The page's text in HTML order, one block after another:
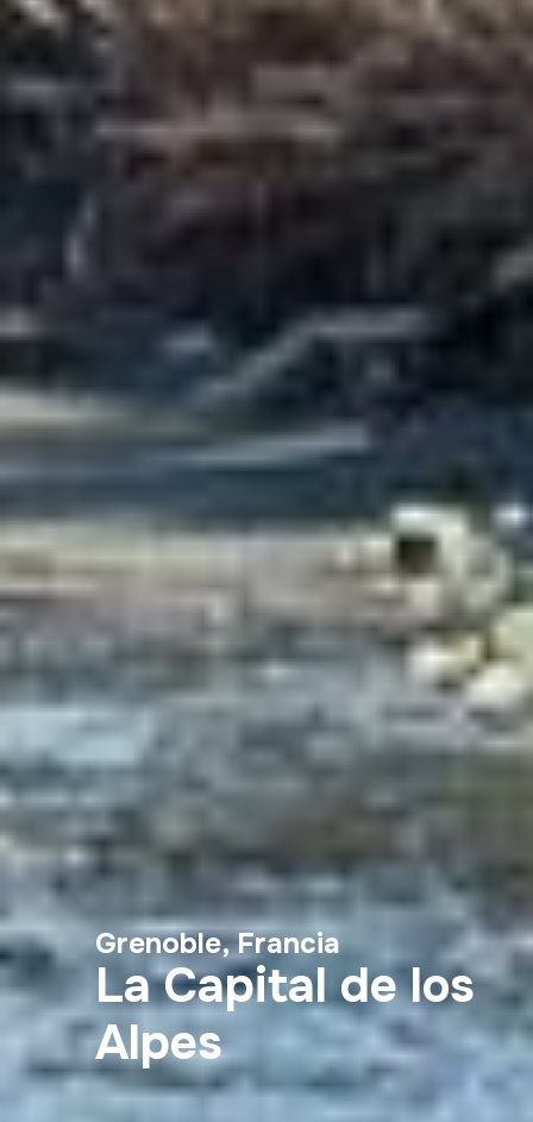
Grenoble, Francia
La Capital de los
Alpes